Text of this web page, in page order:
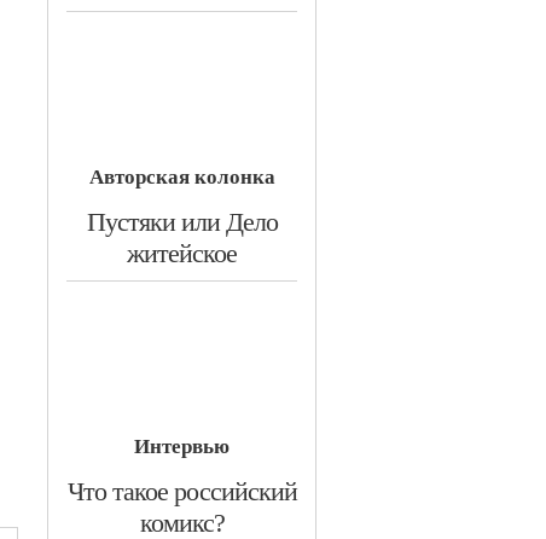
Авторская колонка
​Пустяки или Дело
житейское
Интервью
​Что такое российский
комикс?